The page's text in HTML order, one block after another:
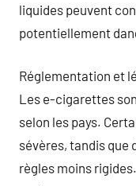
liquides peuvent
potentiellement
Réglementation et
Les e-cigarettes
selon les pays.
sévères, tandis que
règles moins